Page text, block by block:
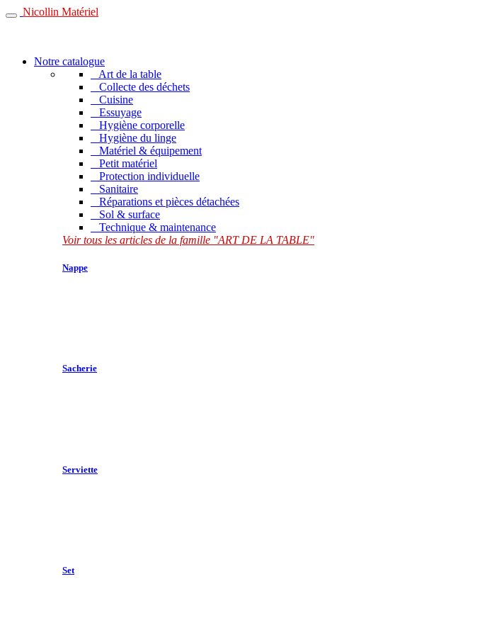
Nicollin Matériel
Notre catalogue
Art de la table
Collecte des déchets
Cuisine
Essuyage
Hygiène corporelle
Hygiène du linge
Matériel & équipement
Petit matériel
Protection individuelle
Sanitaire
Réparations et pièces détachées
Sol & surface
Technique & maintenance
Voir tous les articles de la famille "ART DE LA TABLE"
Nappe
Sacherie
Serviette
Set